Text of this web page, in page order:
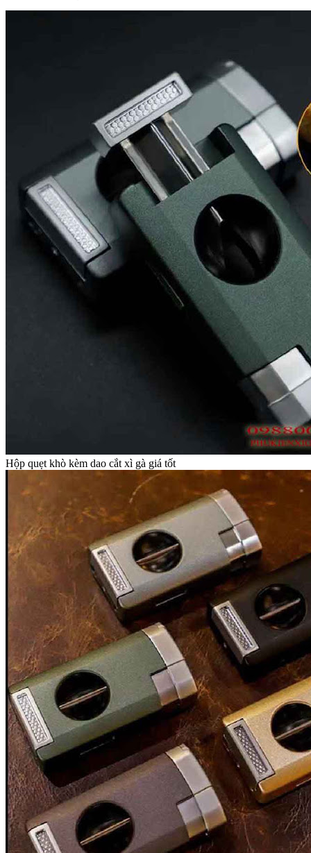
Hộp quẹt khò kèm dao cắt xì gà giá tốt